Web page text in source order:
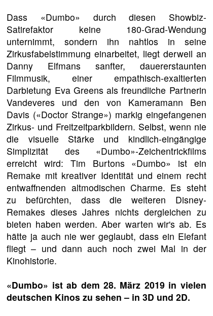
Dass «Dumbo» durch diesen Showbiz-
Satirefaktor keine 180-Grad-Wendung
unternimmt, sondern ihn nahtlos in seine
Zirkusfabelstimmung einarbeitet, liegt derweil an
Danny Elfmans sanfter, dauererstaunten
Filmmusik, einer empathisch-exaltierten
Darbietung Eva Greens als freundliche Partnerin
Vandeveres und den von Kameramann Ben
Davis («Doctor Strange») markig eingefangenen
Zirkus- und Freitzeitparkbildern. Selbst, wenn nie
die visuelle Stärke und kindlich-eingängige
Simplizität des «Dumbo»-Zeichentrickfilms
erreicht wird: Tim Burtons «Dumbo» ist ein
Remake mit kreativer Identität und einem recht
entwaffnenden altmodischen Charme. Es steht
zu befürchten, dass die weiteren Disney-
Remakes dieses Jahres nichts dergleichen zu
bieten haben werden. Aber warten wir's ab. Es
hätte ja auch nie wer geglaubt, dass ein Elefant
fliegt – und dann auch noch zwei Mal in der
Kinohistorie.
«Dumbo» ist ab dem 28. März 2019 in vielen
deutschen Kinos zu sehen – in 3D und 2D.